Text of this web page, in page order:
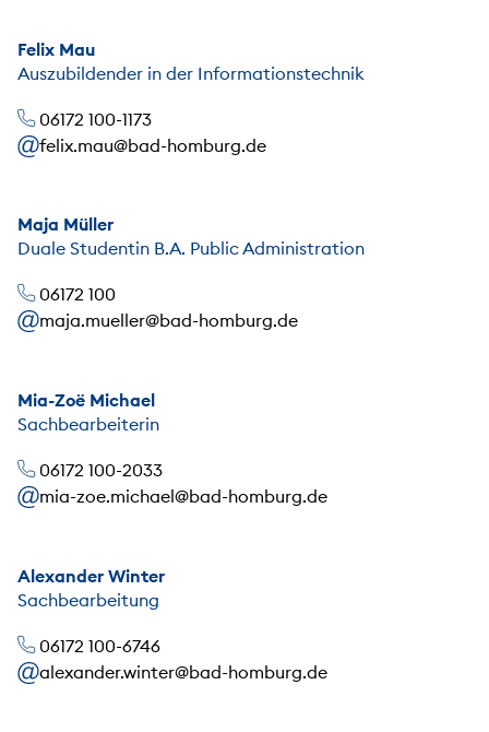
Felix Mau
Auszubildender in der Informationstechnik
06172 100-1173
felix.mau@bad-homburg.de
Maja Müller
Duale Studentin B.A. Public Administration
06172 100
maja.mueller@bad-homburg.de
Mia-Zoë Michael
Sachbearbeiterin
06172 100-2033
mia-zoe.michael@bad-homburg.de
Alexander Winter
Sachbearbeitung
06172 100-6746
alexander.winter@bad-homburg.de